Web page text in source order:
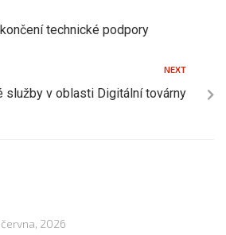
technické podpory
NEXT
služby v oblasti Digitální továrny
června, 2026